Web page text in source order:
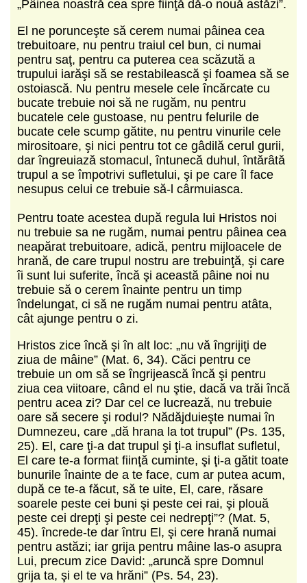
„Pâinea noastră cea spre fiinţă dă-o nouă astăzi”.
El ne porunceşte să cerem numai pâinea cea
trebuitoare, nu pentru traiul cel bun, ci numai
pentru saţ, pentru ca puterea cea scăzută a
trupului iarăşi să se restabilească şi foamea să se
ostoiască. Nu pentru mesele cele încărcate cu
bucate trebuie noi să ne rugăm, nu pentru
bucatele cele gustoase, nu pentru felurile de
bucate cele scump gătite, nu pentru vinurile cele
mirositoare, şi nici pentru tot ce gâdilă cerul gurii,
dar îngreuiază stomacul, întunecă duhul, întărâtă
trupul a se împotrivi sufletului, şi pe care îl face
nesupus celui ce trebuie să-l cârmuiasca.
Pentru toate acestea după regula lui Hristos noi
nu trebuie sa ne rugăm, numai pentru pâinea cea
neapărat trebuitoare, adică, pentru mijloacele de
hrană, de care trupul nostru are trebuinţă, şi care
îi sunt lui suferite, încă şi această pâine noi nu
trebuie să o cerem înainte pentru un timp
îndelungat, ci să ne rugăm numai pentru atâta,
cât ajunge pentru o zi.
Hristos zice încă şi în alt loc: „nu vă îngrijiţi de
ziua de mâine” (Mat. 6, 34). Căci pentru ce
trebuie un om să se îngrijească încă şi pentru
ziua cea viitoare, când el nu ştie, dacă va trăi încă
pentru acea zi? Dar cel ce lucrează, nu trebuie
oare să secere şi rodul? Nădăjduieşte numai în
Dumnezeu, care „dă hrana la tot trupul” (Ps. 135,
25). El, care ţi-a dat trupul şi ţi-a insuflat sufletul,
El care te-a format fiinţă cuminte, şi ţi-a gătit toate
bunurile înainte de a te face, cum ar putea acum,
după ce te-a făcut, să te uite, El, care, răsare
soarele peste cei buni şi peste cei rai, şi plouă
peste cei drepţi şi peste cei nedrepţi”? (Mat. 5,
45). încrede-te dar întru El, şi cere hrană numai
pentru astăzi; iar grija pentru mâine las-o asupra
Lui, precum zice David: „aruncă spre Domnul
grija ta, şi el te va hrăni” (Ps. 54, 23).